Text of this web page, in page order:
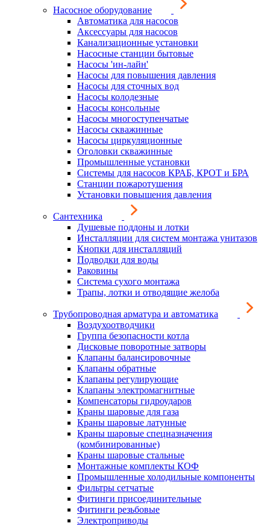
Насосное оборудование
Автоматика для насосов
Аксессуары для насосов
Канализационные установки
Насосные станции бытовые
Насосы 'ин-лайн'
Насосы для повышения давления
Насосы для сточных вод
Насосы колодезные
Насосы консольные
Насосы многоступенчатые
Насосы скважинные
Насосы циркуляционные
Оголовки скважинные
Промышленные установки
Системы для насосов КРАБ, КРОТ и БРА
Станции пожаротушения
Установки повышения давления
Сантехника
Душевые поддоны и лотки
Инсталляции для систем монтажа унитазов
Кнопки для инсталляций
Подводки для воды
Раковины
Система сухого монтажа
Трапы, лотки и отводящие желоба
Трубопроводная арматура и автоматика
Воздухоотводчики
Группа безопасности котла
Дисковые поворотные затворы
Клапаны балансировочные
Клапаны обратные
Клапаны регулирующие
Клапаны электромагнитные
Компенсаторы гидроударов
Краны шаровые для газа
Краны шаровые латунные
Краны шаровые спецназначения
(комбинированные)
Краны шаровые стальные
Монтажные комплекты КОФ
Промышленные холодильные компоненты
Фильтры сетчатые
Фитинги присоединительные
Фитинги резьбовые
Электроприводы